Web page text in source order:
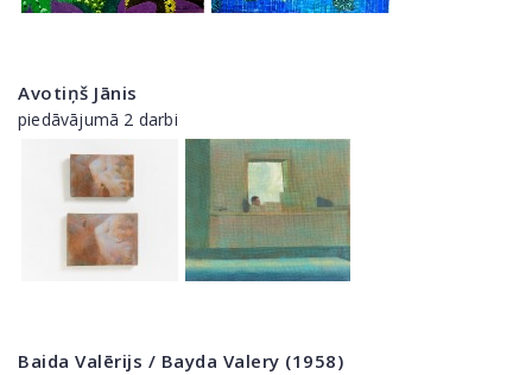
Avotiņš Jānis
piedāvājumā 2 darbi
Baida Valērijs / Bayda Valery (1958)